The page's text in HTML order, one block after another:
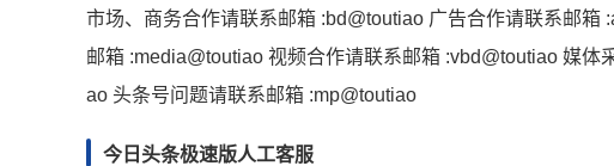
市场、商务合作请联系邮箱 :bd@toutiao 广告合作请联系邮
邮箱 :media@toutiao 视频合作请联系邮箱 :vbd@toutiao 媒
ao 头条号问题请联系邮箱 :mp@toutiao
今日头条极速版人工客服